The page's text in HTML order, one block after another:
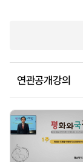
연관공개강의